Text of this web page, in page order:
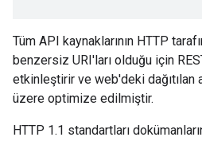
Tüm API kaynaklarının HTTP
benzersiz URI'ları olduğu için
etkinleştirir ve web'deki dağıtılan
üzere optimize edilmiştir.
HTTP 1.1 standartları